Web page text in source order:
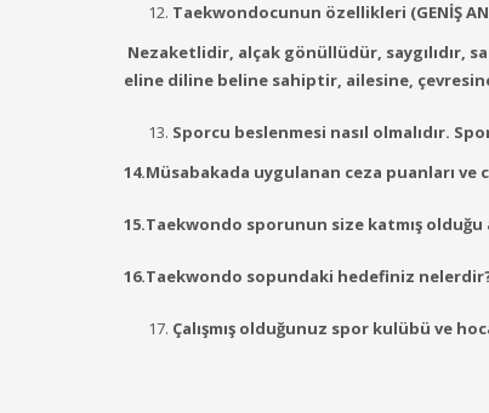
Taekwondocunun özellikleri (GENİŞ
Nezaketlidir, alçak gönüllüdür, saygılıdır,
eline diline beline sahiptir, ailesine,
Sporcu beslenmesi nasıl olmalıdır.
14.Müsabakada uygulanan ceza puanları ve
15.Taekwondo sporunun size katmış olduğu
16.Taekwondo sopundaki hedefiniz
Çalışmış olduğunuz spor kulübü ve